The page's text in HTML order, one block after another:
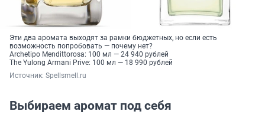
Эти два аромата выходят за рамки бюджетных, но если есть
возможность попробовать — почему нет?
Archetipo Mendittorosa: 100 мл — 24 940 рублей
The Yulong Armani Prive: 100 мл — 18 990 рублей
Источник: Spellsmell.ru
Выбираем аромат под себя